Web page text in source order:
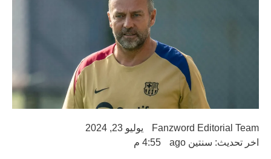
Fanzword Editorial Team
يوليو 23, 2024
اخر تحديث: سنتين ago
4:55 م